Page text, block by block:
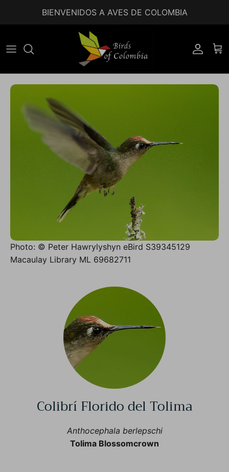
BIENVENIDOS A AVES DE COLOMBIA
Account
Photo: © Peter Hawrylyshyn eBird S39345129
Macaulay Library ML 69682711
Colibrí Florido del Tolima
Anthocephala berlepschi
Tolima Blossomcrown